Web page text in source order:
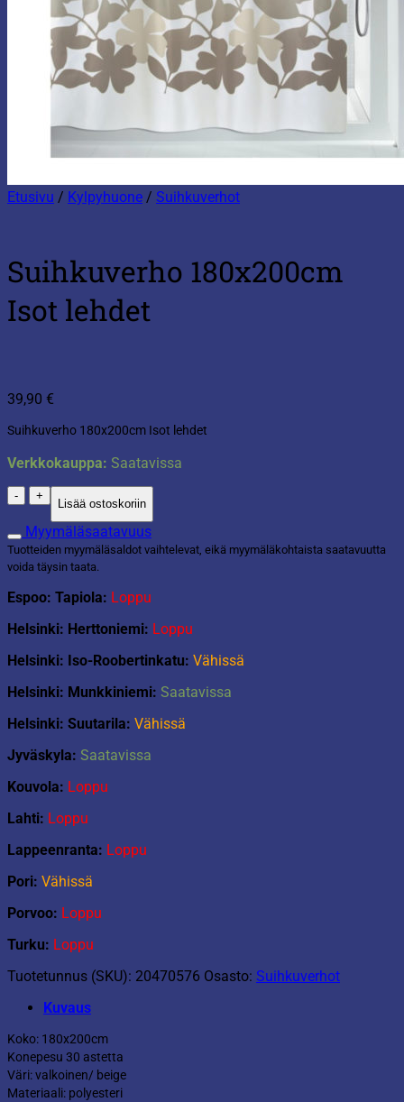
Etusivu / Kylpyhuone / Suihkuverhot
Suihkuverho 180x200cm
Isot lehdet
39,90 €
Suihkuverho 180x200cm Isot lehdet
Verkkokauppa: Saatavissa
Suihkuverho
180x200cm
Isot
lehdet
määrä
Lisää ostoskoriin
Myymäläsaatavuus
Tuotteiden myymäläsaldot vaihtelevat, eikä myymäläkohtaista saatavuutta
voida täysin taata.
Espoo: Tapiola: Loppu
Helsinki: Herttoniemi: Loppu
Helsinki: Iso-Roobertinkatu: Vähissä
Helsinki: Munkkiniemi: Saatavissa
Helsinki: Suutarila: Vähissä
Jyväskyla: Saatavissa
Kouvola: Loppu
Lahti: Loppu
Lappeenranta: Loppu
Pori: Vähissä
Porvoo: Loppu
Turku: Loppu
Tuotetunnus (SKU): 20470576 Osasto: Suihkuverhot
Kuvaus
Koko: 180x200cm
Konepesu 30 astetta
Väri: valkoinen/ beige
Materiaali: polyesteri